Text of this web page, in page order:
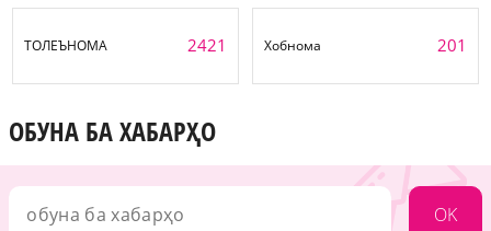
ТОЛЕЪНОМА 2421 Хобнома 201
ОБУНА БА ХАБАРҲО
OK